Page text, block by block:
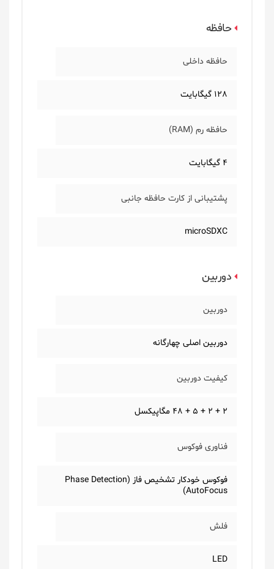
حافظه
حافظه داخلی
128 گیگابایت
حافظه رم (RAM)
4 گیگابایت
پشتیبانی از کارت حافظه جانبی
microSDXC
دوربین
دوربین
دوربین اصلی چهارگانه
کیفیت دوربین
2 + 2 + 5 + 48 مگاپیکسل
فناوری فوکوس
فوکوس خودکار تشخیص فاز (Phase Detection
AutoFocus)
فلش
LED